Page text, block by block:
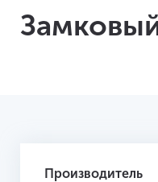
Производитель